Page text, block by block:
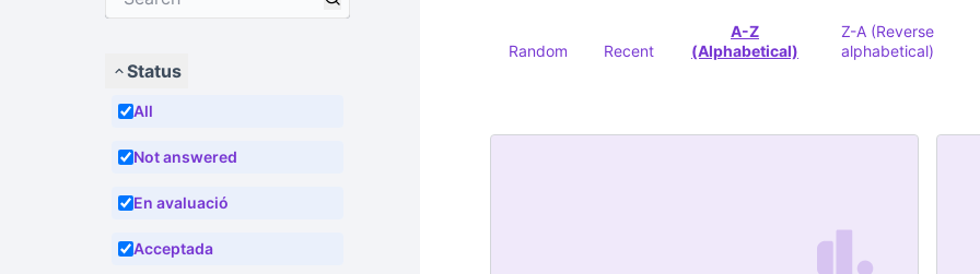
Status
All
Not answered
En avaluació
Acceptada
Random Recent
A-Z
(Alphabetical)
Z-A (Reverse
alphabetical)